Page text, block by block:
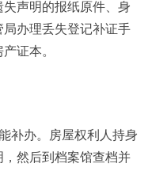
声明的报纸原件、身
办理丢失登记补证手
证本。
补办。房屋权利人持身
然后到档案馆查档并